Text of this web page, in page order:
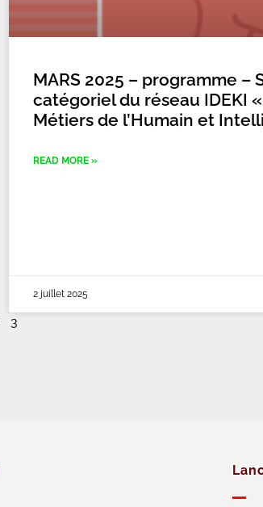
MARS 2025 – programme –
catégoriel du réseau IDEKI
Métiers de l’Humain et
READ MORE »
2 juillet 2025
3